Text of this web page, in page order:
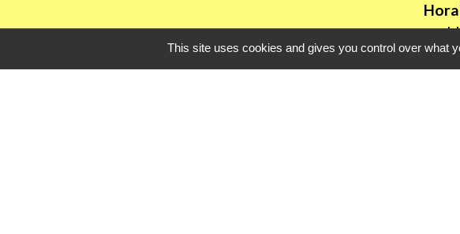
This site uses cookies and gives you control over what